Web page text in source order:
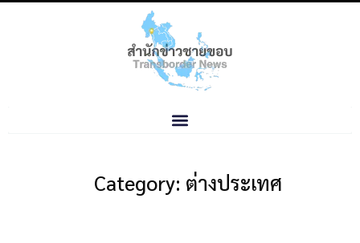
Category: ต่างประเทศ